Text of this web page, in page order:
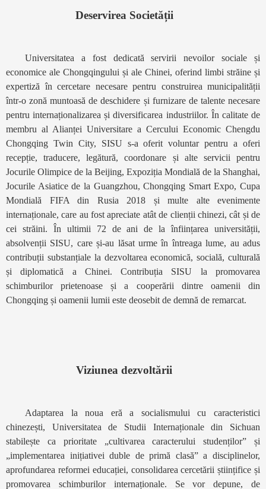
Deservirea Societății
Universitatea a fost dedicată servirii nevoilor sociale și
economice ale Chongqingului și ale Chinei, oferind limbi străine și
expertiză în cercetare necesare pentru construirea municipalității
într-o zonă muntoasă de deschidere și furnizare de talente necesare
pentru internaționalizarea și diversificarea industriilor. În calitate de
membru al Alianței Universitare a Cercului Economic Chengdu
Chongqing Twin City, SISU s-a oferit voluntar pentru a oferi
recepție, traducere, legătură, coordonare și alte servicii pentru
Jocurile Olimpice de la Beijing, Expoziția Mondială de la Shanghai,
Jocurile Asiatice de la Guangzhou, Chongqing Smart Expo, Cupa
Mondială FIFA din Rusia 2018 și multe alte evenimente
internaționale, care au fost apreciate atât de clienții chinezi, cât și de
cei străini. În ultimii 72 de ani de la înființarea universității,
absolvenții SISU, care și-au lăsat urme în întreaga lume, au adus
contribuții substanțiale la dezvoltarea economică, socială, culturală
și diplomatică a Chinei. Contribuția SISU la promovarea
schimburilor prietenoase și a cooperării dintre oamenii din
Chongqing și oamenii lumii este deosebit de demnă de remarcat.
Viziunea dezvoltării
Adaptarea la noua eră a socialismului cu caracteristici
chinezești, Universitatea de Studii Internaționale din Sichuan
stabilește ca prioritate „cultivarea caracterului studenților” și
„implementarea inițiativei duble de primă clasă” a disciplinelor,
aprofundarea reformei educației, consolidarea cercetării științifice și
promovarea schimburilor internaționale. Se vor depune, de